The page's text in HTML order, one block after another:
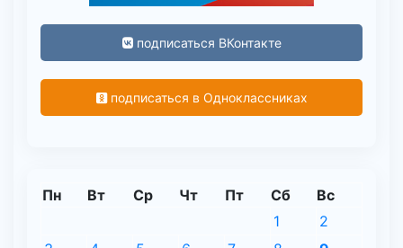
подписаться ВКонтакте
подписаться в Одноклассниках
Пн Вт Ср Чт Пт Сб Вс
1
2